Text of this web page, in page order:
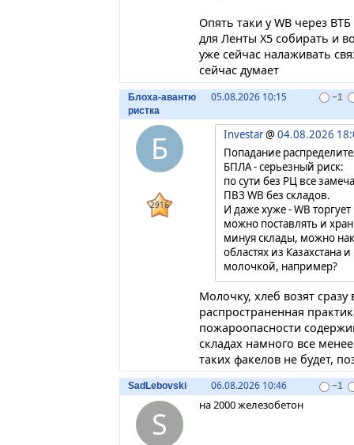
Опять таки у WB через
для Ленты Х5 собирать и
уже сейчас налаживать
сейчас думает
Блоха-авантю
ристка
05.08.2026 10:15 −1
Б
2916
Investar@04.08.2026
Попадание
БПЛА - серьезный риск:
по сути без РЦ все
ПВЗ WB без складов.
И даже хуже - WB
можно поставлять и
минуя склады, можно
областях из Казахстана
молочкой, например?
Опять таки у WB через
для Ленты Х5 собирать и
уже сейчас налаживать
этом сейчас думает
Молочку, хлеб возят
распространенная
пожароопасности
складах намного все
таких факелов не будет,
SadLebovski 06.08.2026 10:46 −1
S на 2000 железобетон